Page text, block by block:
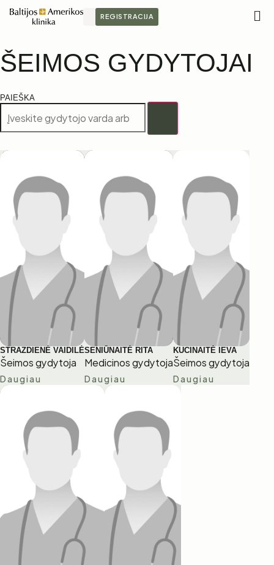
REGISTRACIJA
ŠEIMOS GYDYTOJAI
PAIEŠKA
STRAZDIENĖ VAIDILĖ
Šeimos gydytoja
Daugiau
SENIŪNAITĖ RITA
Medicinos gydytoja
Daugiau
KUCINAITĖ IEVA
Šeimos gydytoja
Daugiau